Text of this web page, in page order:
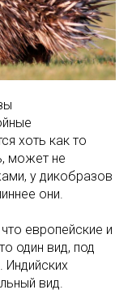
хоть как то
может не
у дикобразов
они.
европейские и
один вид, под
Индийских
вид.